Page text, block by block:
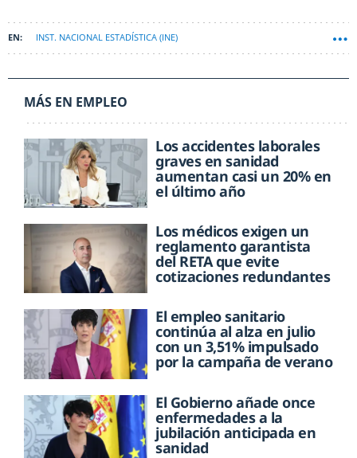
INST. NACIONAL ESTADÍSTICA (INE)
MÁS EN EMPLEO
Los accidentes laborales
graves en sanidad
aumentan casi un 20% en
el último año
Los médicos exigen un
reglamento garantista
del RETA que evite
cotizaciones redundantes
El empleo sanitario
continúa al alza en julio
con un 3,51% impulsado
por la campaña de verano
El Gobierno añade once
enfermedades a la
jubilación anticipada en
sanidad